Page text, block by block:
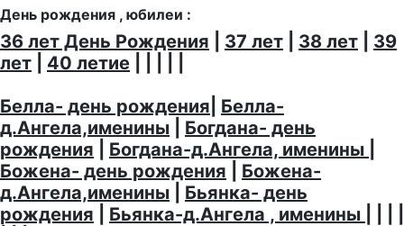
День рождения , юбилеи :
36 лет День Рождения 37 лет 38 лет
39
лет
40 летие
Белла- день рождения Белла-
д.Ангела,именины
Богдана- день
рождения
Богдана-д.Ангела, именины
Божена- день рождения
Божена-
д.Ангела,именины
Бьянка- день
рождения
Бьянка-д.Ангела , именины